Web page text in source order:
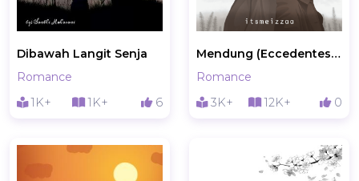
Dibawah Langit Senja
Romance
1K+
1K+ 6
Mendung (Eccedentesiast)
Romance
3K+
12K+ 0